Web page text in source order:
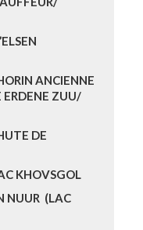
ANCIENNE
ZUU/
DE
KHOVSGOL
NUUR (LAC